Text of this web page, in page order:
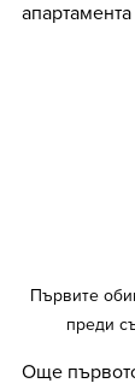
апартамента
Първите
преди
Още